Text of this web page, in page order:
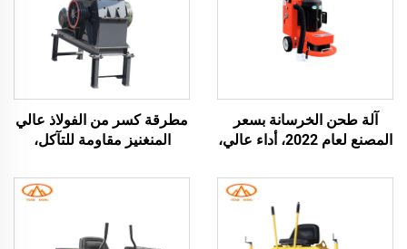
آلة طحن الخرسانة بسعر
المصنع لعام 2022، أداء عالي،
بناء الطرق
مطرقة كسر من الفولاذ عالي
المنغنيز مقاومة للتآكل،
الصلبة، ماكينة كسر بالمطرقة
بمحرك ديزل، جهاز طحن
الزجاج بمطرقة كسر